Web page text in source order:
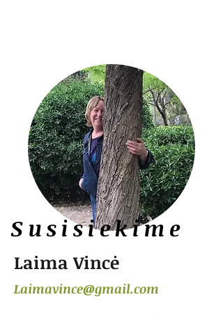
Susisiekime
Laima Vincė
Laimavince@gmail.com